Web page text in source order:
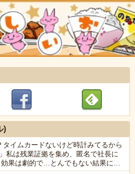
)
タイムカードないけど時計みてるから
私は残業証拠を集め、匿名で社長に
効果は劇的で…とんでもない結果に…